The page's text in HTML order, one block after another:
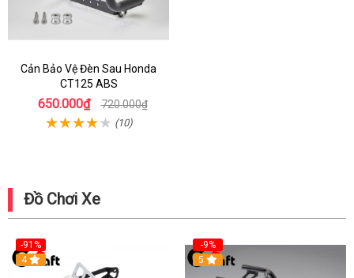
Cản Bảo Vệ Đèn Sau Honda
CT125 ABS
650.000₫ 720.000₫
(10)
Đồ Chơi Xe
-91%
4
-9%
5